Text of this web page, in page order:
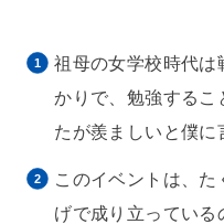
祖母の女学校時代は
かりで、勉強するこ
たが羨ましいと僕に
このイベントは、た
げで成り立っている